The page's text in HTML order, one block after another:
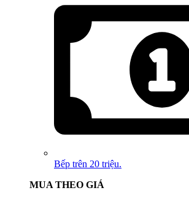
Bếp trên 20 triệu.
MUA THEO GIÁ